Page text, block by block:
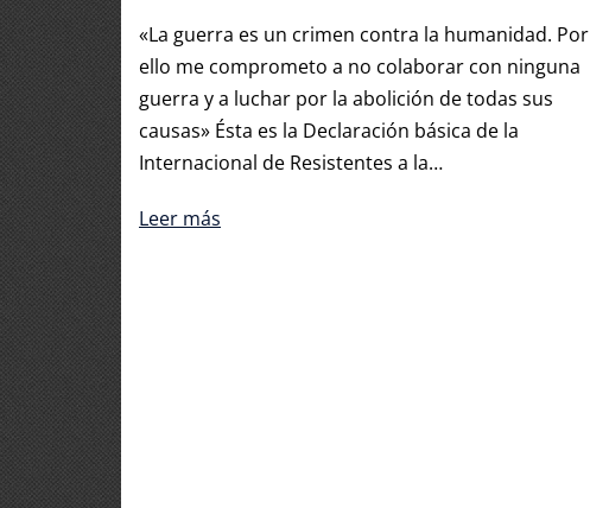
«La guerra es un crimen contra la humanidad. Por
ello me comprometo a no colaborar con ninguna
guerra y a luchar por la abolición de todas sus
causas» Ésta es la Declaración básica de la
Internacional de Resistentes a la…
Leer más